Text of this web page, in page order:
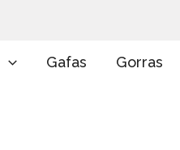
Gafas Gorras
g
e